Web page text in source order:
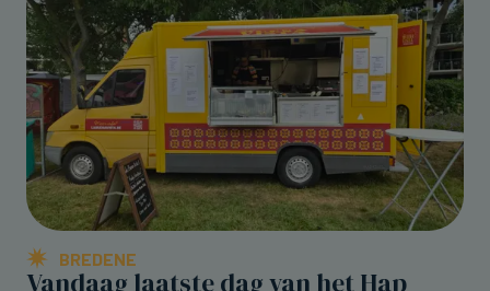
BREDENE
Vandaag laatste dag van het Hap